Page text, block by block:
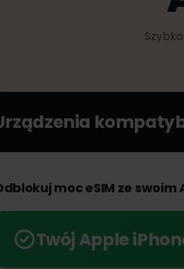
Odblokuj moc eSIM ze